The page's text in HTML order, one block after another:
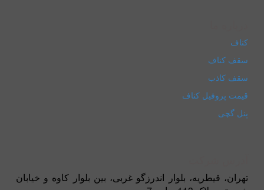
کناف
سقف کناف
سقف کاذب
قیمت پروفیل کناف
پنل گچی
تهران، قیطریه، بلوار اندرزگو غربی، بین بلوار کاوه و خیابان